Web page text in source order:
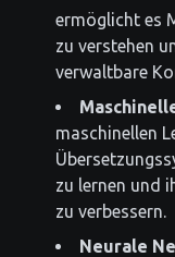
ermöglicht es
zu verstehen
verwaltbare
maschinellen
zu lernen und
zu verbessern.
Neurale